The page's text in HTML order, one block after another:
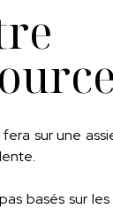
sur une
basés sur